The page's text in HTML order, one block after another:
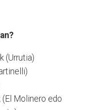
(Urrutia)
Molinero edo